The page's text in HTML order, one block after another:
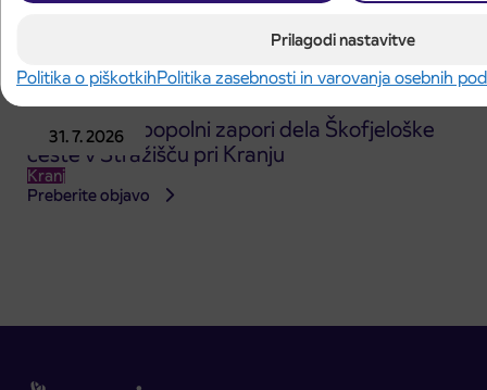
Prilagodi nastavitve
Politika o piškotkihPolitika zasebnosti in varovanja osebnih
31. 7. 2026
Obvestilo o popolni zapori dela Škofjeloške
ceste v Stražišču pri Kranju
Kranj
Preberite objavo